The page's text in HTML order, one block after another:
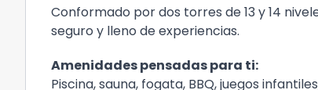
Conformado por dos torres de 13 y 14
seguro y lleno de experiencias.
Amenidades pensadas para ti:
Piscina, sauna, fogata, BBQ, juegos